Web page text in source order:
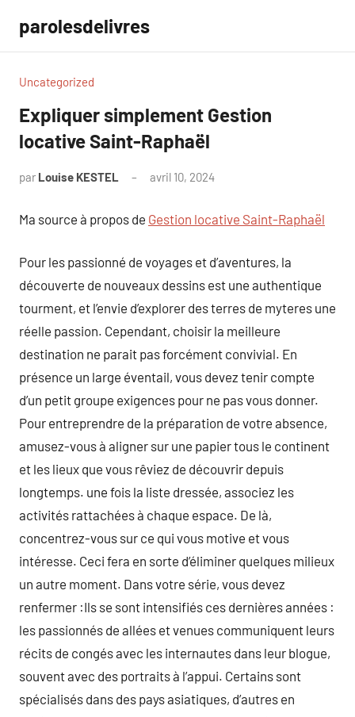
contenu
parolesdelivres
Uncategorized
Expliquer simplement Gestion
locative Saint-Raphaël
par Louise KESTEL avril 10, 2024
Ma source à propos de Gestion locative Saint-Raphaël
Pour les passionné de voyages et d’aventures, la
découverte de nouveaux dessins est une authentique
tourment, et l’envie d’explorer des terres de myteres une
réelle passion. Cependant, choisir la meilleure
destination ne parait pas forcément convivial. En
présence un large éventail, vous devez tenir compte
d’un petit groupe exigences pour ne pas vous donner.
Pour entreprendre de la préparation de votre absence,
amusez-vous à aligner sur une papier tous le continent
et les lieux que vous rêviez de découvrir depuis
longtemps. une fois la liste dressée, associez les
activités rattachées à chaque espace. De là,
concentrez-vous sur ce qui vous motive et vous
intéresse. Ceci fera en sorte d’éliminer quelques milieux
un autre moment. Dans votre série, vous devez
renfermer :Ils se sont intensifiés ces dernières années :
les passionnés de allées et venues communiquent leurs
récits de congés avec les internautes dans leur blogue,
souvent avec des portraits à l’appui. Certains sont
spécialisés dans des pays asiatiques, d’autres en